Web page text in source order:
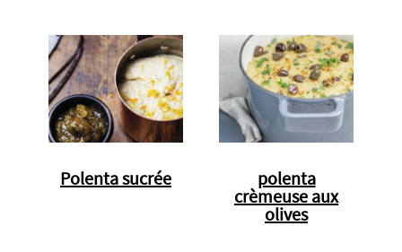
Polenta sucrée
polenta
crèmeuse aux
olives